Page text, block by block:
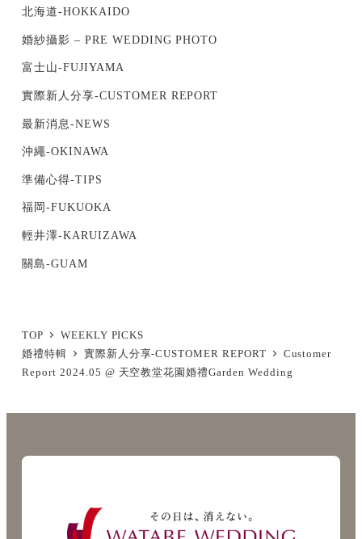
北海道-HOKKAIDO
婚紗攝影 – PRE WEDDING PHOTO
富士山-FUJIYAMA
實際新人分享-CUSTOMER REPORT
最新消息-NEWS
沖繩-OKINAWA
準備心得-TIPS
福岡-FUKUOKA
輕井澤-KARUIZAWA
關島-GUAM
TOP
WEEKLY PICKS
婚禮特輯
實際新人分享-CUSTOMER REPORT
Customer
Report 2024.05 @ 天空教堂花園婚禮Garden Wedding